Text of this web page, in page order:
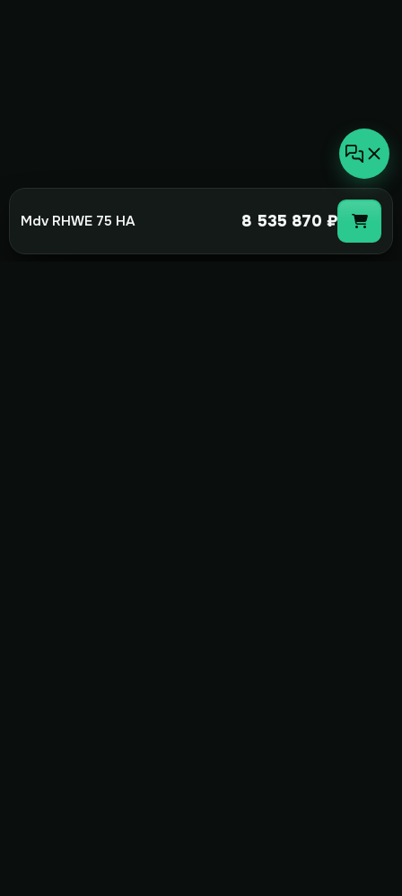
Mdv RHWE 75 HA 8 535 870 ₽